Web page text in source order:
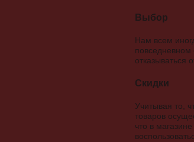
Выбор
Нам всем
повседневном
отказываться
Скидки
Учитывая то,
товаров
что в